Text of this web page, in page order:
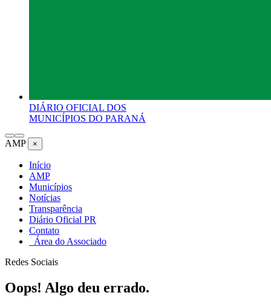
DIÁRIO OFICIAL DOS
MUNICÍPIOS DO PARANÁ
AMP ×
Início
AMP
Municípios
Notícias
Transparência
Diário Oficial PR
Contato
Área do Associado
Redes Sociais
Oops! Algo deu errado.